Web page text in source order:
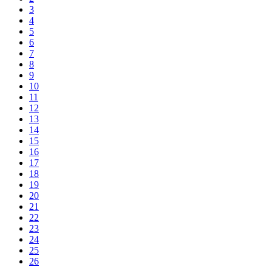
3
4
5
6
7
8
9
10
11
12
13
14
15
16
17
18
19
20
21
22
23
24
25
26